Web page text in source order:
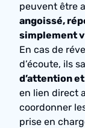
peuvent être
angoissé,
simplement
En cas de
d’écoute, ils
d’attention
en lien direct
coordonner
prise en